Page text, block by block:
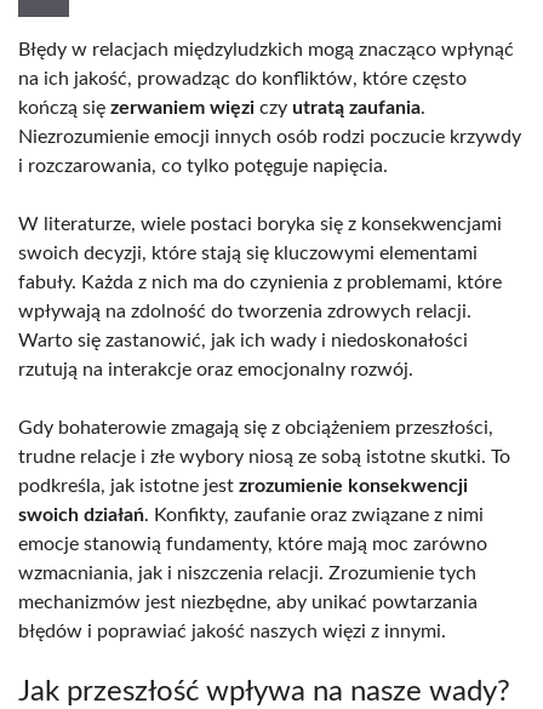
Błędy w relacjach międzyludzkich mogą znacząco wpłynąć
na ich jakość, prowadząc do konfliktów, które często
kończą się zerwaniem więzi czy utratą zaufania.
Niezrozumienie emocji innych osób rodzi poczucie krzywdy
i rozczarowania, co tylko potęguje napięcia.
W literaturze, wiele postaci boryka się z konsekwencjami
swoich decyzji, które stają się kluczowymi elementami
fabuły. Każda z nich ma do czynienia z problemami, które
wpływają na zdolność do tworzenia zdrowych relacji.
Warto się zastanowić, jak ich wady i niedoskonałości
rzutują na interakcje oraz emocjonalny rozwój.
Gdy bohaterowie zmagają się z obciążeniem przeszłości,
trudne relacje i złe wybory niosą ze sobą istotne skutki. To
podkreśla, jak istotne jest zrozumienie konsekwencji
swoich działań. Konfikty, zaufanie oraz związane z nimi
emocje stanowią fundamenty, które mają moc zarówno
wzmacniania, jak i niszczenia relacji. Zrozumienie tych
mechanizmów jest niezbędne, aby unikać powtarzania
błędów i poprawiać jakość naszych więzi z innymi.
Jak przeszłość wpływa na nasze wady?